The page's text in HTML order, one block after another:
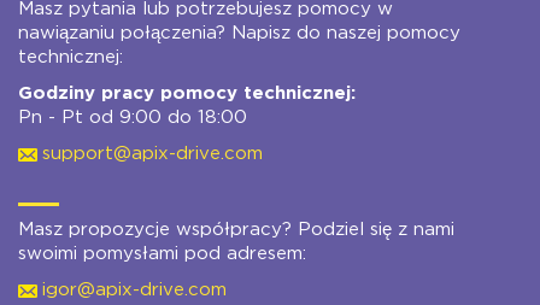
Masz pytania lub potrzebujesz pomocy w
nawiązaniu połączenia? Napisz do naszej pomocy
technicznej:
Godziny pracy pomocy technicznej:
Pn - Pt od 9:00 do 18:00
support@apix-drive.com
Masz propozycje współpracy? Podziel się z nami
swoimi pomysłami pod adresem:
igor@apix-drive.com